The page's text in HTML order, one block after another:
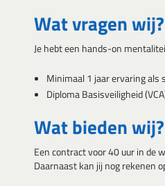
Wat vragen wij?
Je hebt een hands-on
Minimaal 1 jaar ervaring als
Diploma Basisveiligheid
Wat bieden wij?
Een contract voor 40 uur in de
Daarnaast kan jij nog rekenen